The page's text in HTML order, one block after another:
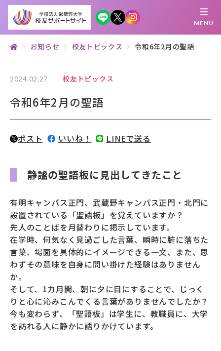
MENU
校友サポートサイトとは
母校について
お知らせ
創立100周年記念事業
募財（寄付）
採用情報
各種手続き・ご案内
卒業後の学び
お知らせ 校友トピックス 令和6年2月の聖語
2024.02.27 校友トピックス
令和6年2月の聖語
ポスト いいね！ LINEで送る
静謐の聖語板に見出してきたこと
有明キャンパス正門、武蔵野キャンパス正門・北門に
設置されている「聖語板」を覚えていますか？
先人のことばを月替わりに掲示しています。
在学時、何気なく見過ごした言葉、瞬時に腑に落ちた
言葉、場面を具体的にイメージできる一文、また、思
わずその意味を自身に問い掛けた経験はありません
か。
そして、1カ月間、朝に夕に目にすることで、じっく
りと心に沁みこんでくる言葉がありませんでしたか？
今も変わらず、「聖語板」は学生に、教職員に、大学
を訪れる人に静かに語りかけています。